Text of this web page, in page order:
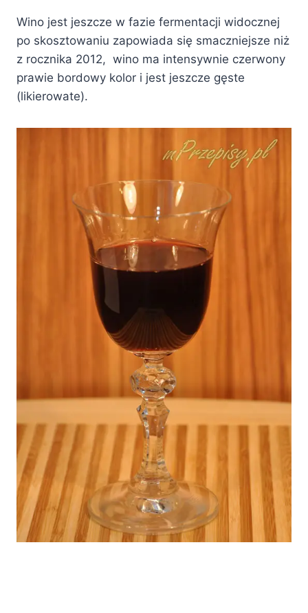
Wino jest jeszcze w fazie fermentacji widocznej
po skosztowaniu zapowiada się smaczniejsze niż
z rocznika 2012, wino ma intensywnie czerwony
prawie bordowy kolor i jest jeszcze gęste
(likierowate).